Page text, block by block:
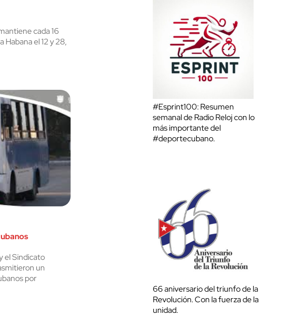
cada 16
el 12 y 28,
el Sindicato
un
por
#Esprint100: Resumen
semanal de Radio Reloj con lo
más importante del
#deportecubano.
66 aniversario del triunfo de la
Revolución. Con la fuerza de la
unidad.